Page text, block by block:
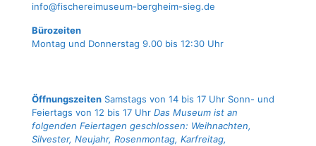
info@fischereimuseum-bergheim-sieg.de
Büro­zei­ten
Mon­tag und Don­ners­tag 9.00 bis 12:30 Uhr
Öffnungszeiten Samstags von 14 bis 17 Uhr Sonn- und
Feiertags von 12 bis 17 Uhr Das Museum ist an
folgenden Feiertagen geschlossen: Weihnachten,
Silvester, Neujahr, Rosenmontag, Karfreitag,